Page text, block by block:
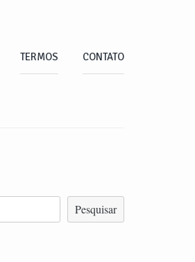
TERMOS CONTATO
Pesquisar